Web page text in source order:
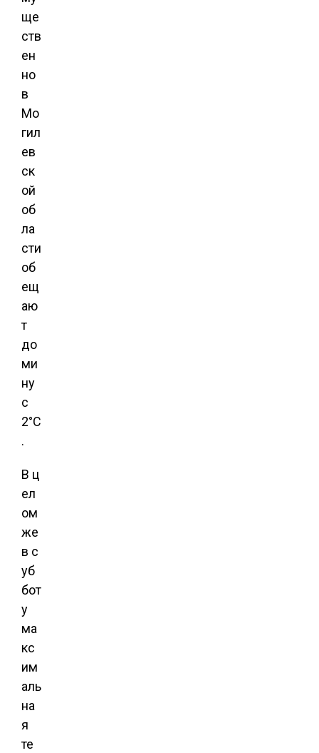
ще
ств
ен
но
в
Мо
гил
ев
ск
ой
об
ла
сти
об
ещ
аю
т
до
ми
ну
с
2°C
.
В ц
ел
ом
же
в с
уб
бот
у
ма
кс
им
аль
на
я
те